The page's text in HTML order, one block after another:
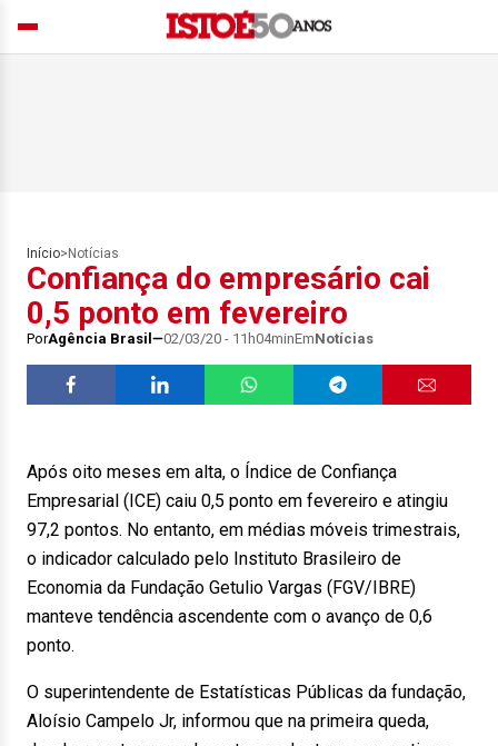
Início> Notícias
Confiança do empresário cai
0,5 ponto em fevereiro
PorAgência Brasil 02/03/20 - 11h04minEmNotícias
Após oito meses em alta, o Índice de Confiança
Empresarial (ICE) caiu 0,5 ponto em fevereiro e atingiu
97,2 pontos. No entanto, em médias móveis trimestrais,
o indicador calculado pelo Instituto Brasileiro de
Economia da Fundação Getulio Vargas (FGV/IBRE)
manteve tendência ascendente com o avanço de 0,6
ponto.
O superintendente de Estatísticas Públicas da fundação,
Aloísio Campelo Jr, informou que na primeira queda,